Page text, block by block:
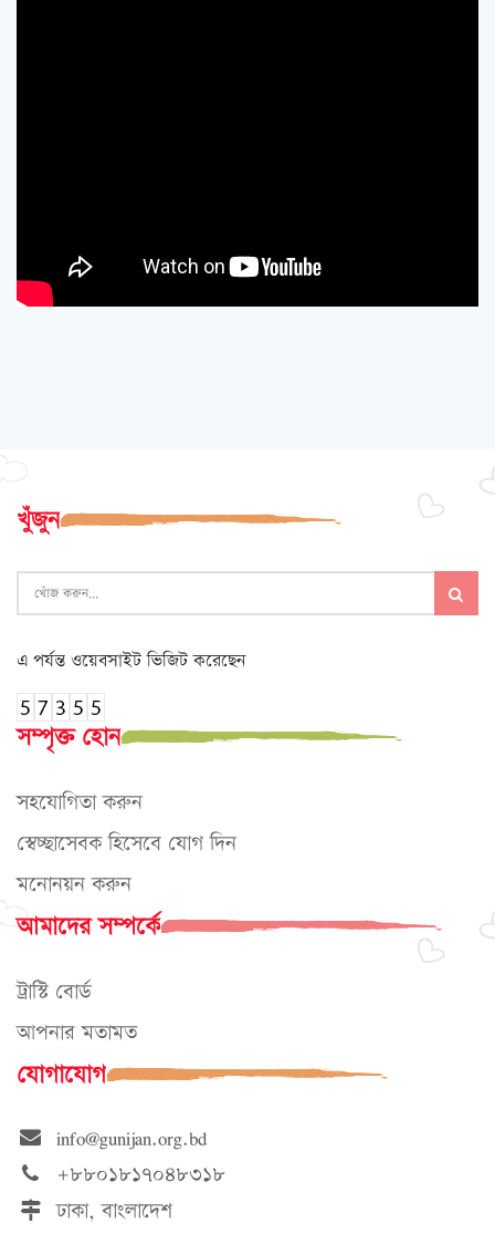
খুঁজুন
এ পর্যন্ত ওয়েবসাইট ভিজিট করেছেন
সম্পৃক্ত হোন
সহযোগিতা করুন
স্বেচ্ছাসেবক হিসেবে যোগ দিন
মনোনয়ন করুন
আমাদের সম্পর্কে
ট্রাস্টি বোর্ড
আপনার মতামত
যোগাযোগ
info@gunijan.org.bd
+৮৮০১৮১৭০৪৮৩১৮
ঢাকা, বাংলাদেশ